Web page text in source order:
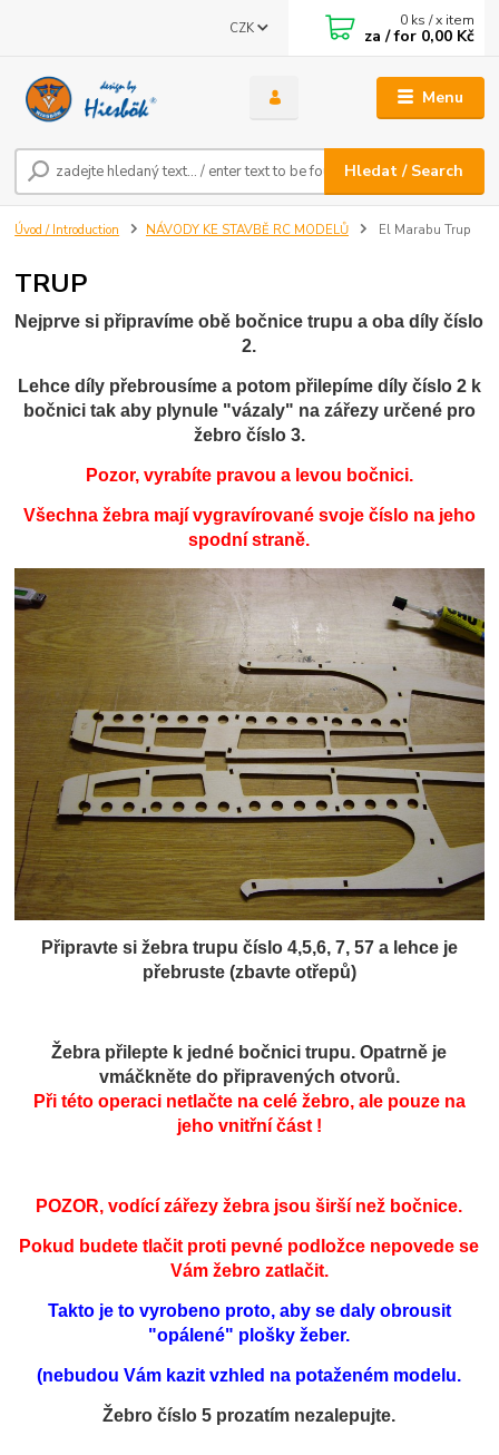
Menu
CZK
Hledat / Search
0 ks / x item
za / for 0,00 Kč
Úvod / Introduction NÁVODY KE STAVBĚ RC MODELŮ El Marabu Trup
TRUP
Nejprve si připravíme obě bočnice trupu a oba díly číslo
2.
Lehce díly přebrousíme a potom přilepíme díly číslo 2 k
bočnici tak aby plynule "vázaly" na zářezy určené pro
žebro číslo 3.
Pozor, vyrabíte pravou a levou bočnici.
Všechna žebra mají vygravírované svoje číslo na jeho
spodní straně.
Připravte si žebra trupu číslo 4,5,6, 7, 57 a lehce je
přebruste (zbavte otřepů)
Žebra přilepte k jedné bočnici trupu. Opatrně je
vmáčkněte do připravených otvorů.
Při této operaci netlačte na celé žebro, ale pouze na
jeho vnitřní část !
POZOR, vodící zářezy žebra jsou širší než bočnice.
Pokud budete tlačit proti pevné podložce nepovede se
Vám žebro zatlačit.
Takto je to vyrobeno proto, aby se daly obrousit
"opálené" plošky žeber.
(nebudou Vám kazit vzhled na potaženém modelu.
Žebro číslo 5 prozatím nezalepujte.